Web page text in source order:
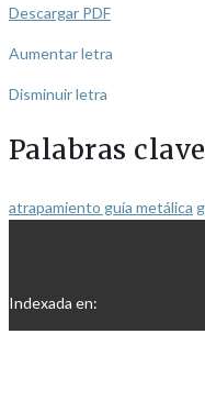
Descargar PDF
Aumentar letra
Disminuir letra
Palabras clave
atrapamiento guía metálica
Indexada en: